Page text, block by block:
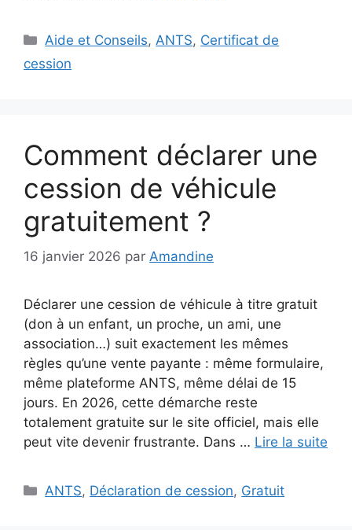
Catégories
Aide et Conseils,ANTS, Certificat de
cession
Comment déclarer une
cession de véhicule
gratuitement ?
16 janvier 2026 par Amandine
Déclarer une cession de véhicule à titre gratuit
(don à un enfant, un proche, un ami, une
association…) suit exactement les mêmes
règles qu’une vente payante : même formulaire,
même plateforme ANTS, même délai de 15
jours. En 2026, cette démarche reste
totalement gratuite sur le site officiel, mais elle
peut vite devenir frustrante. Dans … Lire la suite
Catégories
ANTS, Déclaration de cession, Gratuit